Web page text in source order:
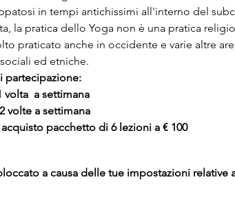
in tempi antichissimi all'interno del
la pratica dello Yoga non è una pratica
praticato anche in occidente e varie altre
ed etniche.
partecipazione:
volta  a settimana
volte a settimana
pacchetto di 6 lezioni a € 100
a causa delle tue impostazioni relative